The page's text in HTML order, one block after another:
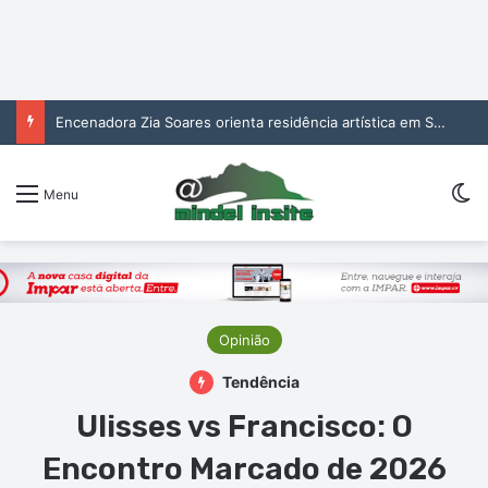
Encenadora Zia Soares orienta residência artística em São Vicente
Menu
Opinião
Tendência
Ulisses vs Francisco: O
Encontro Marcado de 2026